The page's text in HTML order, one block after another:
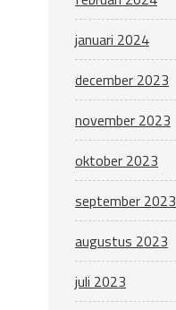
januari 2024
december 2023
november 2023
oktober 2023
september 2023
augustus 2023
juli 2023